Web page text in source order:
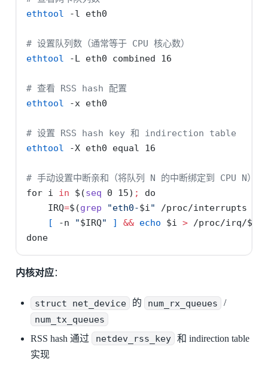
ethtool
-l eth0
# 设置队列数（通常等于 CPU 核心数）
ethtool
-L eth0 combined 16
# 查看 RSS hash 配置
ethtool
-x eth0
# 设置 RSS hash key 和 indirection table
ethtool
-X eth0 equal 16
# 手动设置中断亲和（将队列 N 的中断绑定到 CPU N）
for i in $(seq 0 15) ;
do
IRQ=$(grep "eth0-$i " /proc/interrupts
[
-n "$IRQ" ] && echo $i > /proc/irq/
done
内核对应：
struct net_device 的 num_rx_queues /
num_tx_queues
RSS hash 通过 netdev_rss_key
和 indirection table
实现